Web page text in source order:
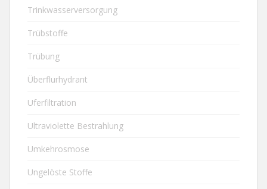
Trinkwasserversorgung
Trübstoffe
Trübung
Überflurhydrant
Uferfiltration
Ultraviolette Bestrahlung
Umkehrosmose
Ungelöste Stoffe